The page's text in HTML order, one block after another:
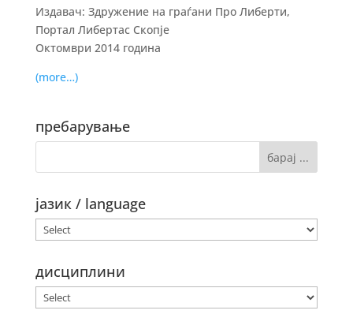
Издавач: Здружение на граѓани Про Либерти,
Портал Либертас Скопје
Октомври 2014 година
(more…)
пребарување
јазик / language
дисциплини